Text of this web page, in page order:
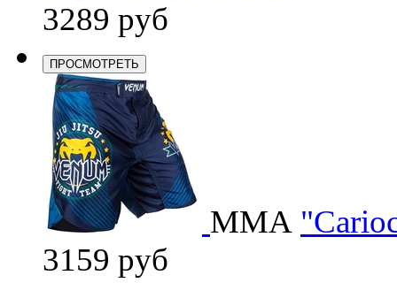
3289 руб
ПРОСМОТРЕТЬ
ММА
3159 руб